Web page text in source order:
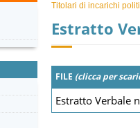
Titolari di incarichi
Estratto
FILE (clicca per
Estratto Verbale